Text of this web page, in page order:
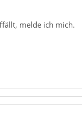
melde ich mich.